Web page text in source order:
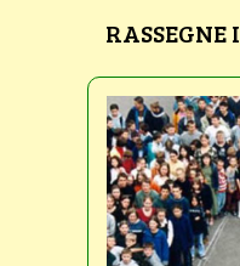
RASSEGNE